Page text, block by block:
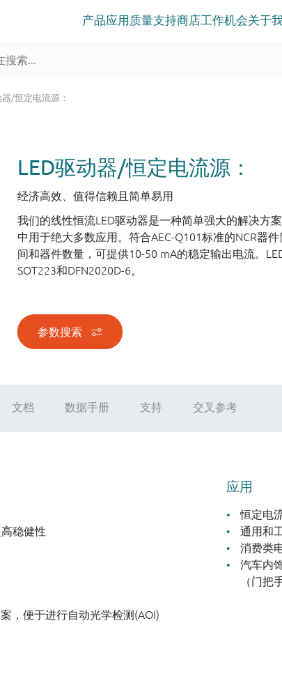
产品应用 质量支持商店工作机会关于
器/恒定电流源：
LED驱动器/恒定电流源：
经济高效、值得信赖且简单易用
我们的线性恒流LED驱动器是一种简单强大的解决方
中用于绝大多数应用。符合AEC-Q101标准的NCR器
间和器件数量，可提供10-50 mA的稳定输出电流。
SOT223和DFN2020D-6。
参数搜索
文档 数据手册 支持 交叉参考
稳健性
，便于进行自动光学检测(AOI)
应用
恒定电
通用和
消费类
汽车内
（门把